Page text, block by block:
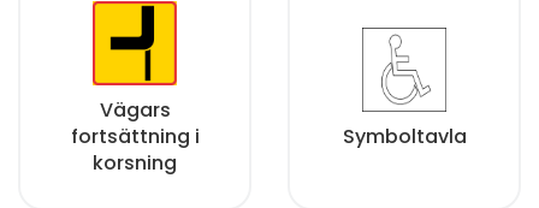
Vägars
fortsättning i
korsning
Symboltavla